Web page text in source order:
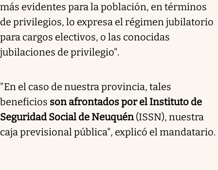
más evidentes para la población, en términos
de privilegios, lo expresa el régimen jubilatorio
para cargos electivos, o las conocidas
jubilaciones de privilegio".
"En el caso de nuestra provincia, tales
beneficios son afrontados por el Instituto de
Seguridad Social de Neuquén(ISSN), nuestra
caja previsional pública", explicó el mandatario.